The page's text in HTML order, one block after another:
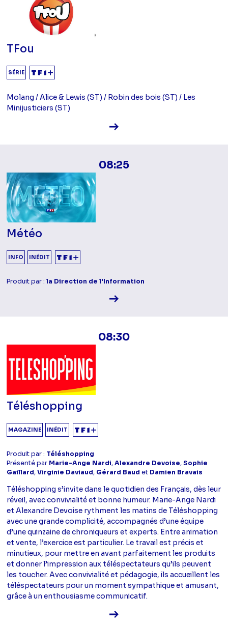
TFou
SÉRIE
Molang / Alice & Lewis (ST) / Robin des bois (ST) / Les
Minijusticiers (ST)
Voir la fiche diffusion
08:25
Météo
INFO INÉDIT
Produit par :la Direction de l'Information
Voir la fiche diffusion
08:30
Téléshopping
MAGAZINE INÉDIT
Produit par : Téléshopping
Présenté par Marie-Ange Nardi,Alexandre Devoise,Sophie
Gaillard,Virginie Daviaud, Gérard Baud et Damien Bravais
Téléshopping s’invite dans le quotidien des Français, dès leur
réveil, avec convivialité et bonne humeur. Marie-Ange Nardi
et Alexandre Devoise rythment les matins de Téléshopping
avec une grande complicité, accompagnés d’une équipe
d’une quinzaine de chroniqueurs et experts. Entre animation
et vente, l’exercice est particulier. Le travail est précis et
minutieux, pour mettre en avant parfaitement les produits
et donner l’impression aux téléspectateurs qu’ils peuvent
les toucher. Avec convivialité et pédagogie, ils accueillent les
téléspectateurs pour un moment sympathique et amusant,
grâce à un enthousiasme communicatif.
Voir la fiche diffusion